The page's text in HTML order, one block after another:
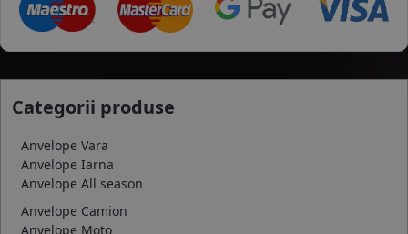
Categorii produse
Anvelope Vara
Anvelope Iarna
Anvelope All season
Anvelope Camion
Anvelope Moto